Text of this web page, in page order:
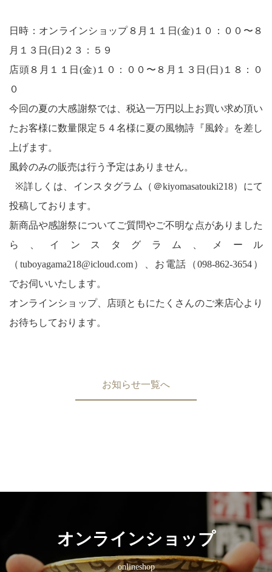
日時：オンラインショップ８月１１日(金)１０：００〜８
月１３日(日)２３：５９
店頭８月１１日(金)１０：００〜８月１３日(日)１８：０
０
今回の夏の大感謝祭では、税込一万円以上お買い求め頂い
たお客様に数量限定５４名様に夏の風物詩『風鈴』を差し
上げます。
風鈴のみの販売は行う予定はありません。
※詳しくは、インスタグラム（＠kiyomasatouki218）にて
投稿しております。
新商品や感謝祭についてご質問やご不明な点がありました
ら、インスタグラム、メール
（tuboyagama218@icloud.com）、お電話（098-862-3654）
でお伺いいたします。
オンラインショップ、店頭ともにたくさんのご来店心より
お待ちしております。
お知らせ一覧へ
オンラインショップ
onlineshop